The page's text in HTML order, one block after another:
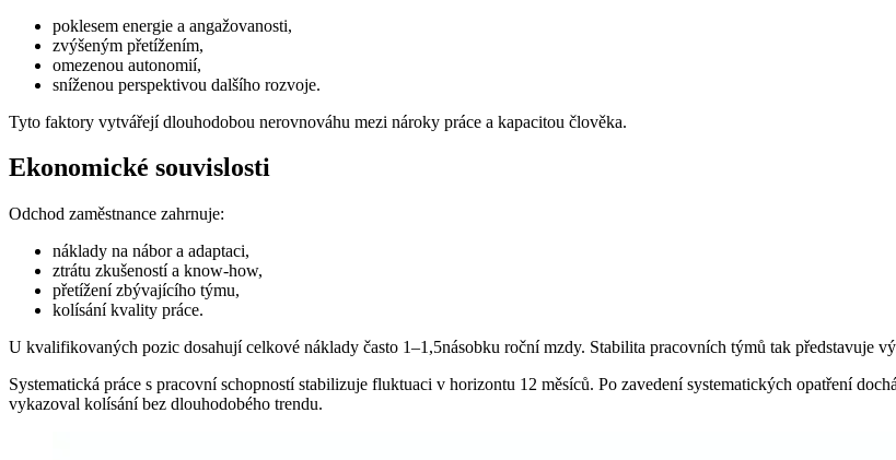
poklesem energie a angažovanosti,
zvýšeným přetížením,
omezenou autonomií,
sníženou perspektivou dalšího rozvoje.
Tyto faktory vytvářejí dlouhodobou nerovnováhu mezi nároky práce a kapacitou člověka.
Ekonomické souvislosti
Odchod zaměstnance zahrnuje:
náklady na nábor a adaptaci,
ztrátu zkušeností a know-how,
přetížení zbývajícího týmu,
kolísání kvality práce.
U kvalifikovaných pozic dosahují celkové náklady často 1–1,5násobku roční mzdy. Stabilita pracovních týmů tak představuje
Systematická práce s pracovní schopností stabilizuje fluktuaci v horizontu 12 měsíců. Po zavedení systematických opatření
vykazoval kolísání bez dlouhodobého trendu.